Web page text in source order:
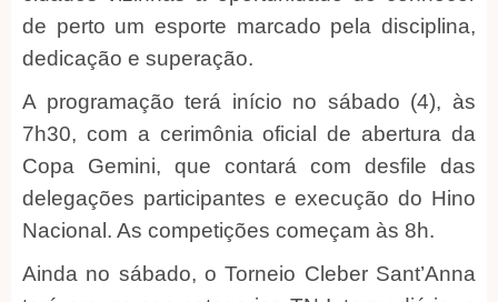
de perto um esporte marcado pela disciplina,
dedicação e superação.
A programação terá início no sábado (4), às
7h30, com a cerimônia oficial de abertura da
Copa Gemini, que contará com desfile das
delegações participantes e execução do Hino
Nacional. As competições começam às 8h.
Ainda no sábado, o Torneio Cleber Sant’Anna